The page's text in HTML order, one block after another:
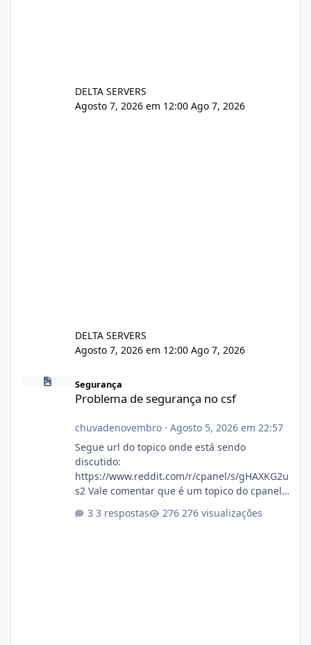
DELTA SERVERS
Agosto 7, 2026 em 12:00 Ago 7, 2026
DELTA SERVERS
Agosto 7, 2026 em 12:00 Ago 7, 2026
Problema de segurança no csf
Segurança
Problema de segurança no csf
chuvadenovembro· Agosto 5, 2026 em 22:57
Segue url do topico onde está sendo
discutido:
https://www.reddit.com/r/cpanel/s/gHAXKG2u
s2 Vale comentar que é um topico do cpanel...
3 respostas 276 visualizações